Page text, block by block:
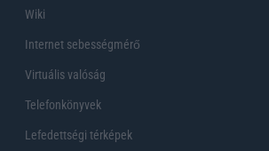
Wiki
Internet sebességmérő
Virtuális valóság
Telefonkönyvek
Lefedettségi térképek